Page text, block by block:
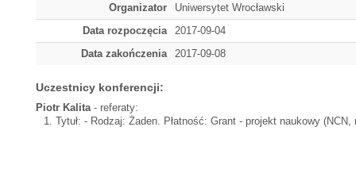
Organizator
Uniwersytet Wrocławski
Data rozpoczęcia
2017-09-04
Data zakończenia
2017-09-08
Uczestnicy konferencji:
Piotr Kalita- referaty:
Tytuł: - Rodzaj: Żaden. Płatność: Grant - projekt naukowy